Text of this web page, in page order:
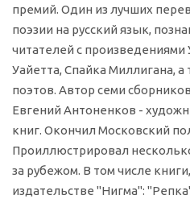
премий. Один из лучших
поэзии на русский язык,
читателей с
Уайетта, Спайка Миллигана,
поэтов. Автор семи
Евгений Антоненков -
книг. Окончил Московский
Проиллюстрировал
за рубежом. В том числе
издательстве "Нигма":